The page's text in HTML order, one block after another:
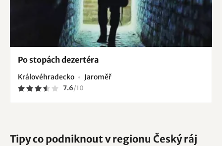
Po stopách dezertéra
Královéhradecko Jaroměř
7.6/10
Tipy co podniknout v regionu Český ráj